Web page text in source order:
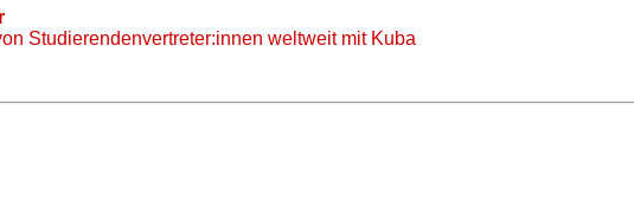
Studierendenvertreter:innen weltweit mit Kuba